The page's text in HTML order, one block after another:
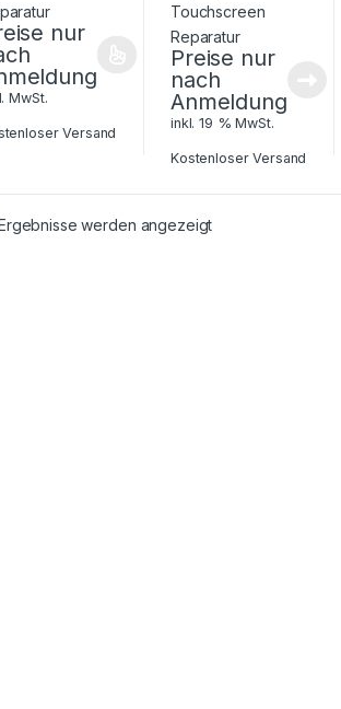
nur
MwSt.
Versand
Preise nur
nach
Anmeldung
inkl. 19 % MwSt.
Kostenloser Versand
werden angezeigt